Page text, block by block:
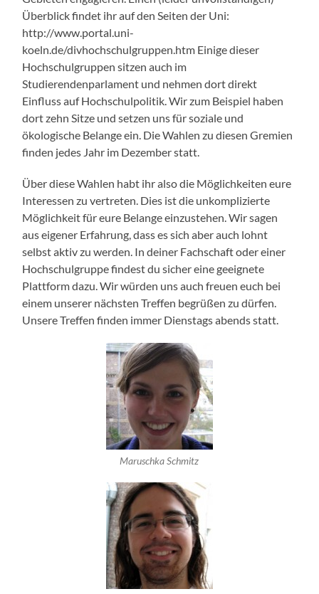
Überblick findet ihr auf den Seiten der Uni:
http://www.portal.uni-
koeln.de/divhochschulgruppen.htm Einige dieser
Hochschulgruppen sitzen auch im
Studierendenparlament und nehmen dort direkt
Einfluss auf Hochschulpolitik. Wir zum Beispiel haben
dort zehn Sitze und setzen uns für soziale und
ökologische Belange ein. Die Wahlen zu diesen Gremien
finden jedes Jahr im Dezember statt.
Über diese Wahlen habt ihr also die Möglichkeiten eure
Interessen zu vertreten. Dies ist die unkomplizierte
Möglichkeit für eure Belange einzustehen. Wir sagen
aus eigener Erfahrung, dass es sich aber auch lohnt
selbst aktiv zu werden. In deiner Fachschaft oder einer
Hochschulgruppe findest du sicher eine geeignete
Plattform dazu. Wir würden uns auch freuen euch bei
einem unserer nächsten Treffen begrüßen zu dürfen.
Unsere Treffen finden immer Dienstags abends statt.
Maruschka Schmitz